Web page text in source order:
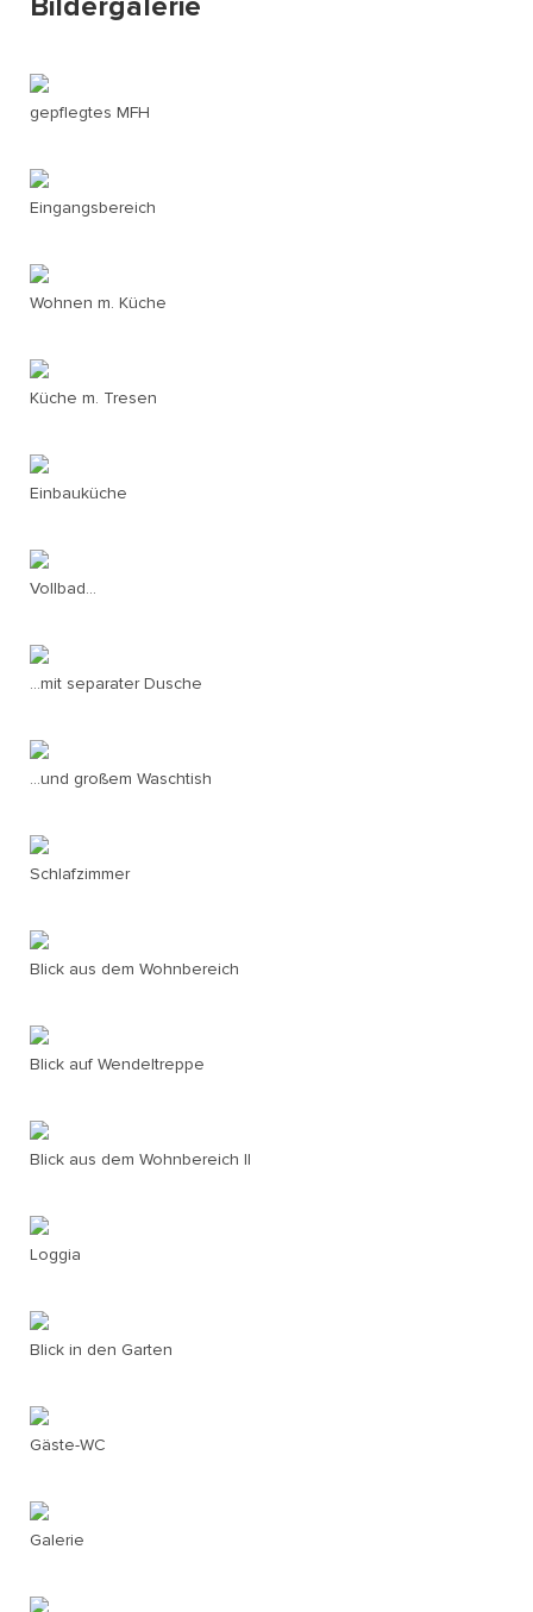
gepflegtes MFH
Eingangsbereich
Wohnen m. Küche
Küche m. Tresen
Einbauküche
Vollbad...
...mit separater Dusche
...und großem Waschtish
Schlafzimmer
Blick aus dem Wohnbereich
Blick auf Wendeltreppe
Blick aus dem Wohnbereich II
Loggia
Blick in den Garten
Gäste-WC
Galerie